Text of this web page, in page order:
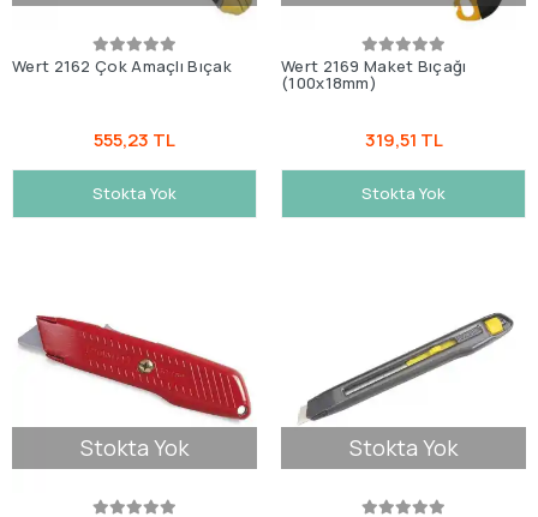
Wert 2162 Çok Amaçlı Bıçak
555,23 TL
Stokta Yok
Wert 2169 Maket Bıçağı
(100x18mm)
319,51 TL
Stokta Yok
Stokta Yok Stokta Yok